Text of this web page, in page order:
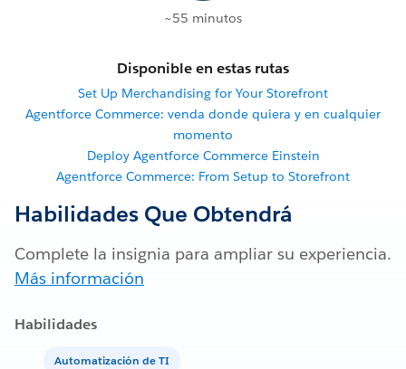
~55 minutos
Disponible en estas rutas
Set Up Merchandising for Your Storefront
Agentforce Commerce: venda donde quiera y en cualquier
momento
Deploy Agentforce Commerce Einstein
Agentforce Commerce: From Setup to Storefront
Habilidades Que Obtendrá
Complete la insignia para ampliar su experiencia.
Más información
Habilidades
Automatización de TI